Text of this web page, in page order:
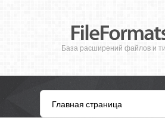
База расширений файлов и